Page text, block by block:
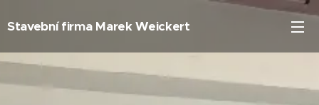
Stavební firma Marek Weickert